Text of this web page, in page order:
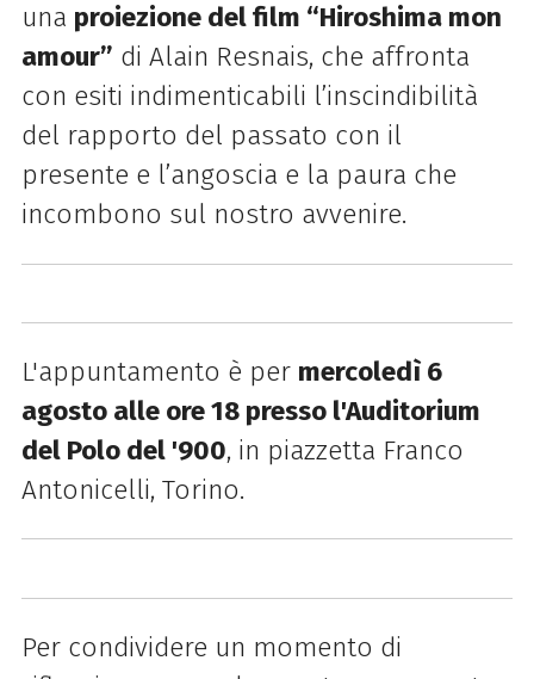
una proiezione del film “Hiroshima mon
amour” di Alain Resnais, che affronta
con esiti indimenticabili l’inscindibilità
del rapporto del passato con il
presente e l’angoscia e la paura che
incombono sul nostro avvenire.
L'appuntamento è per mercoledì 6
agosto alle ore 18 presso l'Auditorium
del Polo del '900, in piazzetta Franco
Antonicelli, Torino.
Per condividere un momento di